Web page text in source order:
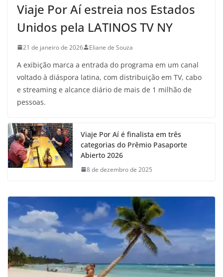
Viaje Por Aí estreia nos Estados
Unidos pela LATINOS TV NY
21 de janeiro de 2026 Eliane de Souza
A exibição marca a entrada do programa em um canal
voltado à diáspora latina, com distribuição em TV, cabo
e streaming e alcance diário de mais de 1 milhão de
pessoas.
Viaje Por Aí é finalista em três
categorias do Prêmio Pasaporte
Abierto 2026
8 de dezembro de 2025